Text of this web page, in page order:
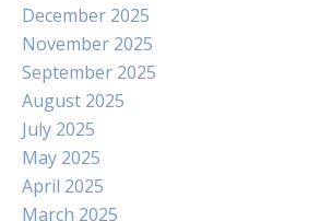
December 2025
November 2025
September 2025
August 2025
July 2025
May 2025
April 2025
March 2025